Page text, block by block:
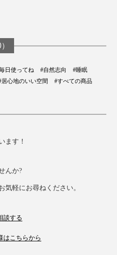
日使ってね #自然志向
#睡眠
居心地のいい空間 #すべての商品
ます！
んか?
気軽にお尋ねください。
談する
はこちらから